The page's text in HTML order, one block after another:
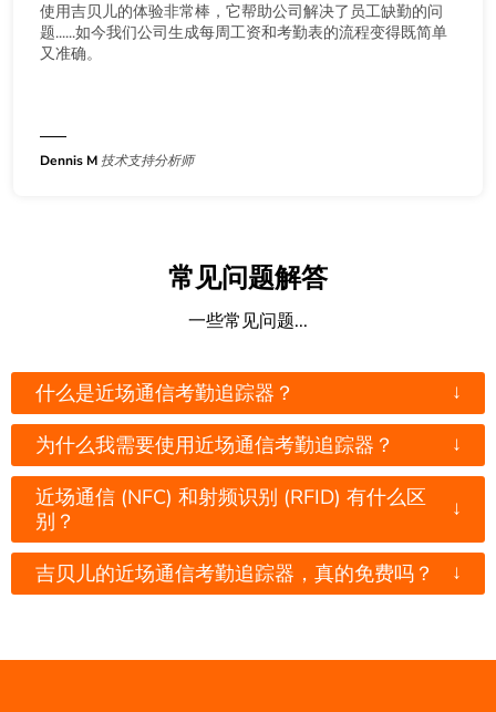
使用吉贝儿的体验非常棒，它帮助公司解决了员工缺勤的问
题......如今我们公司生成每周工资和考勤表的流程变得既简单
又准确。
Dennis M 技术支持分析师
常见问题解答
一些常见问题...
什么是近场通信考勤追踪器？ ↓
为什么我需要使用近场通信考勤追踪器？ ↓
近场通信 (NFC) 和射频识别 (RFID) 有什么区
别？
↓
吉贝儿的近场通信考勤追踪器，真的免费吗？ ↓